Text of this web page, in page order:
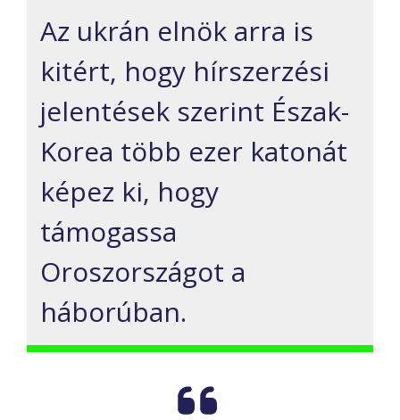
Az ukrán elnök arra is
kitért, hogy hírszerzési
jelentések szerint Észak-
Korea több ezer katonát
képez ki, hogy
támogassa
Oroszországot a
háborúban.